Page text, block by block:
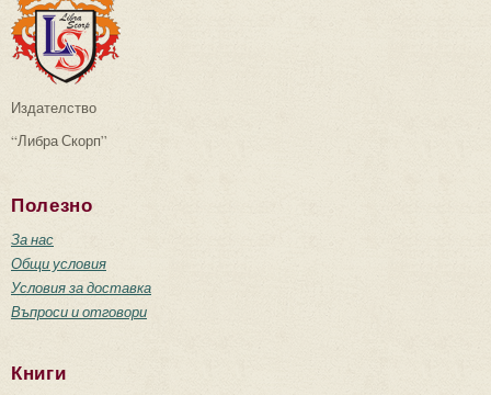
Издателство
“Либра Скорп”
Полезно
За нас
Общи условия
Условия за доставка
Въпроси и отговори
Книги